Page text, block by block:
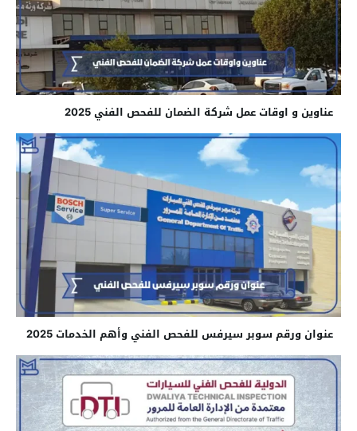
عناوين و اوقات عمل شركة الضمان للفحص الفني 2025
عنوان ورقم سوبر سيرفس للفحص الفني وأهم الخدمات 2025